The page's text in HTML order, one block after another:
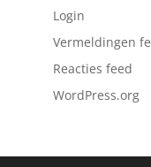
Login
Vermeldingen
Reacties feed
WordPress.org